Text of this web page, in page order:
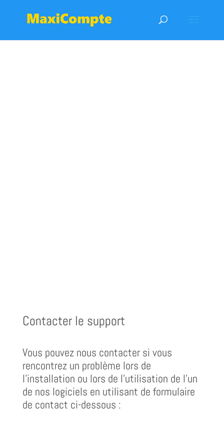
Contacter le support
Vous pouvez nous contacter si vous
rencontrez un problème lors de
l'installation ou lors de l'utilisation de l'un
de nos logiciels en utilisant de formulaire
de contact ci-dessous :